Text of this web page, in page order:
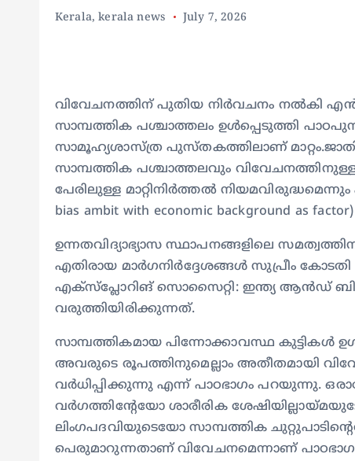
Kerala,kerala news July 7, 2026
വിവേചനത്തിന് പുതിയ നിര്‍വചനം നല്‍കി
സാമ്പത്തിക പശ്ചാത്തലം ഉള്‍പ്പെടുത്തി
സാമൂഹ്യശാസ്ത്ര പുസ്തകത്തിലാണ്
സാമ്പത്തിക പശ്ചാത്തലവും
പേരിലുള്ള മാറ്റിനിര്‍ത്തല്‍ നിയമവിരുദ്ധമെന്നും
bias ambit with economic background as factor)
ഉന്നതവിദ്യാഭ്യാസ സ്ഥാപനങ്ങളിലെ
എതിരായ മാര്‍ഗനിര്‍ദ്ദേശങ്ങള്‍ സുപ്രീം കോടതി
എക്‌സ്‌പ്ലോറിങ് സൊസൈറ്റി: ഇന്ത്യ ആന്‍ഡ്
വരുത്തിയിരിക്കുന്നത്.
സാമ്പത്തികമായ പിന്നോക്കാവസ്ഥ കുട്ടികള്‍
അവരുടെ രൂപത്തിനുമെല്ലാം അതീതമായി
വര്‍ധിപ്പിക്കുന്നു എന്ന് പാഠഭാഗം പറയുന്നു.
വര്‍ഗത്തിന്റേയോ ശാരീരിക
ലിംഗപദവിയുടെയോ സാമ്പത്തിക
പെരുമാറുന്നതാണ് വിവേചനമെന്നാണ്